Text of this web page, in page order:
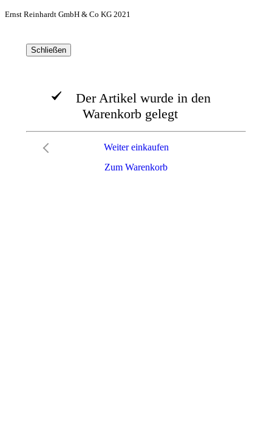
Ernst Reinhardt GmbH & Co KG 2021
Schließen
Der Artikel wurde in den
Warenkorb gelegt
Zum Warenkorb
Weiter einkaufen